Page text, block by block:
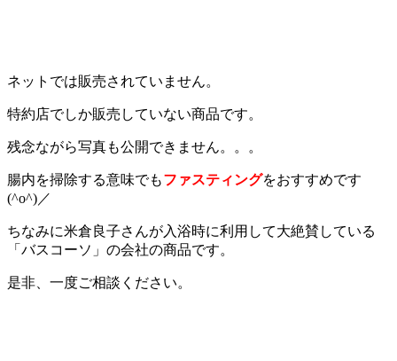
ネットでは販売されていません。
特約店でしか販売していない商品です。
残念ながら写真も公開できません。。。
腸内を掃除する意味でもファスティングをおすすめです
(^o^)／
ちなみに米倉良子さんが入浴時に利用して大絶賛している
「バスコーソ」の会社の商品です。
是非、一度ご相談ください。